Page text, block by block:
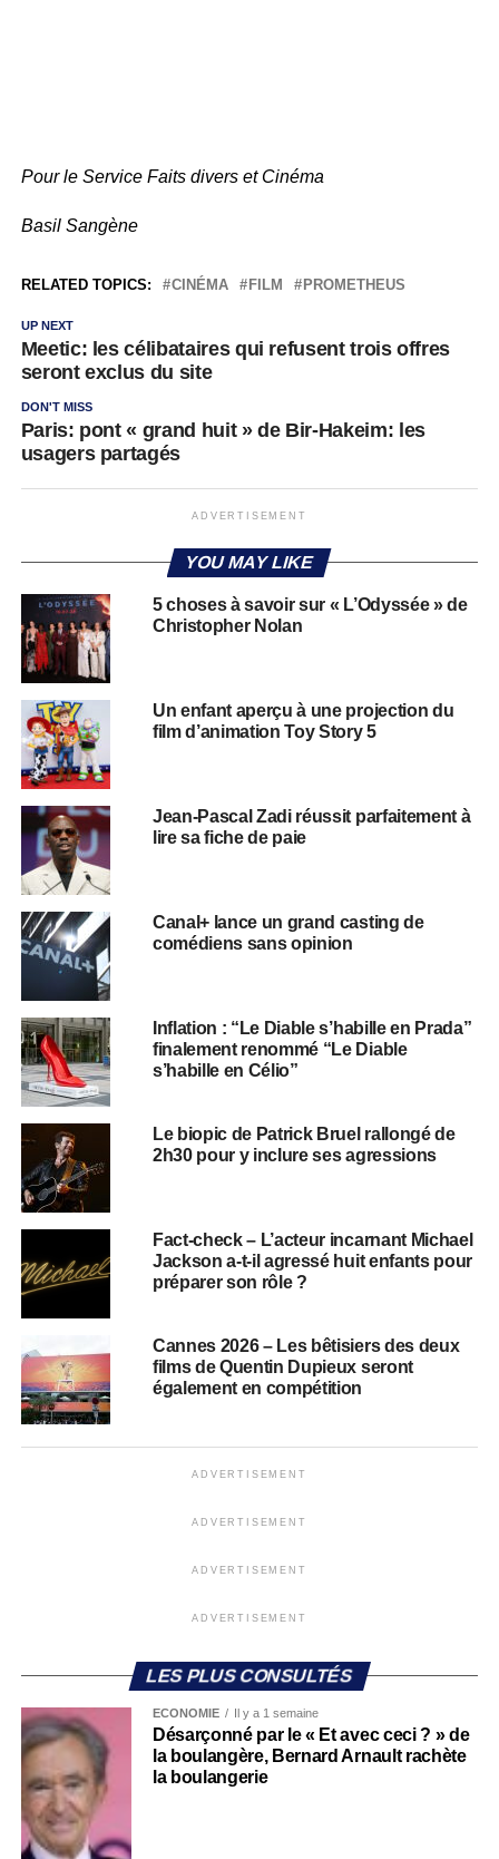
Pour le Service Faits divers et Cinéma
Basil Sangène
RELATED TOPICS: CINÉMA FILM PROMETHEUS
UP NEXT
Meetic: les célibataires qui refusent trois offres
seront exclus du site
DON'T MISS
Paris: pont « grand huit » de Bir-Hakeim: les
usagers partagés
ADVERTISEMENT
YOU MAY LIKE
5 choses à savoir sur « L’Odyssée » de
Christopher Nolan
Un enfant aperçu à une projection du
film d’animation Toy Story 5
Jean-Pascal Zadi réussit parfaitement à
lire sa fiche de paie
Canal+ lance un grand casting de
comédiens sans opinion
Inflation : “Le Diable s’habille en Prada”
finalement renommé “Le Diable
s’habille en Célio”
Le biopic de Patrick Bruel rallongé de
2h30 pour y inclure ses agressions
Fact-check – L’acteur incarnant Michael
Jackson a-t-il agressé huit enfants pour
préparer son rôle ?
Cannes 2026 – Les bêtisiers des deux
films de Quentin Dupieux seront
également en compétition
ADVERTISEMENT
ADVERTISEMENT
ADVERTISEMENT
ADVERTISEMENT
LES PLUS CONSULTÉS
ECONOMIE Il y a 1 semaine
Désarçonné par le « Et avec ceci ? » de
la boulangère, Bernard Arnault rachète
la boulangerie